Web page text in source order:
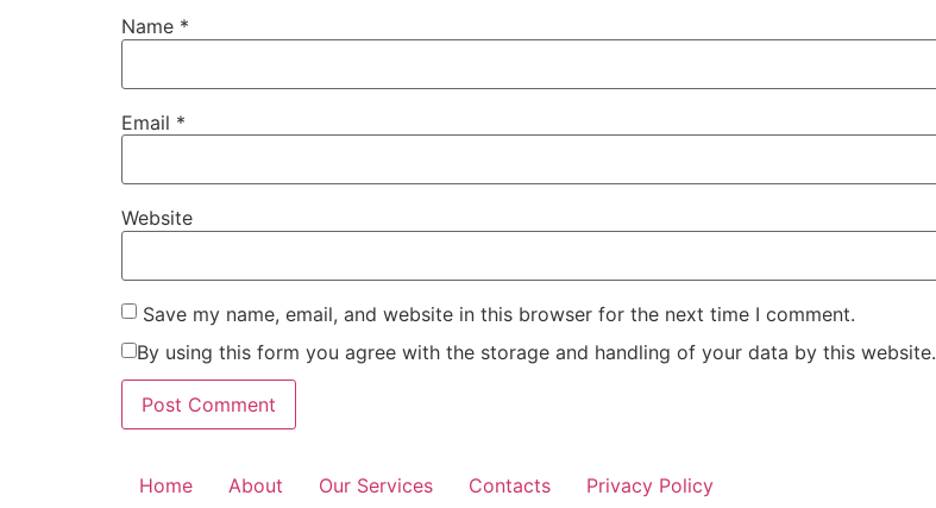
Name *
Email *
Website
Save my name, email, and website in this browser for the next time I comment.
By using this form you agree with the storage and handling of your data by this website.
Home About Our Services Contacts Privacy Policy